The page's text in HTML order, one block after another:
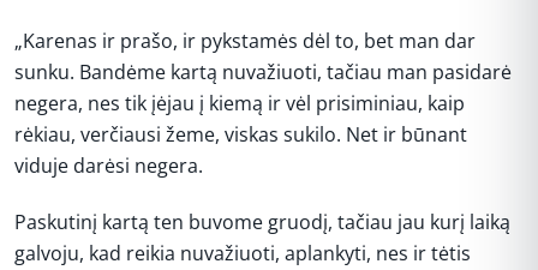
„Karenas ir prašo, ir pykstamės dėl to, bet man dar
sunku. Bandėme kartą nuvažiuoti, tačiau man pasidarė
negera, nes tik įėjau į kiemą ir vėl prisiminiau, kaip
rėkiau, verčiausi žeme, viskas sukilo. Net ir būnant
viduje darėsi negera.
Paskutinį kartą ten buvome gruodį, tačiau jau kurį laiką
galvoju, kad reikia nuvažiuoti, aplankyti, nes ir tėtis